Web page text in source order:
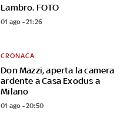
Lambro. FOTO
01 ago - 21:26
Don Mazzi, aperta la camera
ardente a Casa Exodus a
Milano
CRONACA
01 ago - 20:50